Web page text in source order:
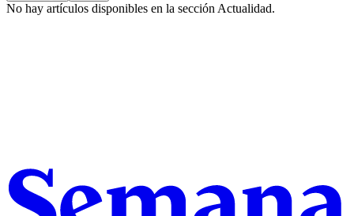
No hay artículos disponibles en la sección Actualidad.